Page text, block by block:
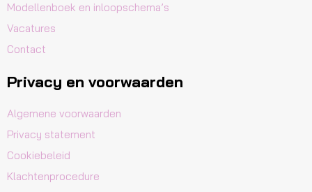
Modellenboek en inloopschema’s
Vacatures
Contact
Privacy en voorwaarden
Algemene voorwaarden
Privacy statement
Cookiebeleid
Klachtenprocedure